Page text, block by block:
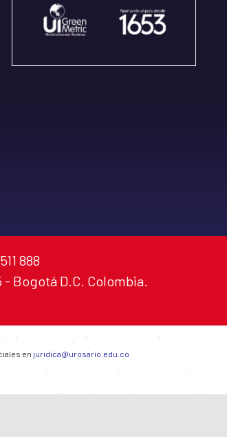
888
- Bogotá D.C. Colombia.
en juridica@urosario.edu.co